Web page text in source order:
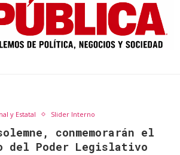
y Estatal Slider Interno
conmemorarán el
del Poder Legislativo